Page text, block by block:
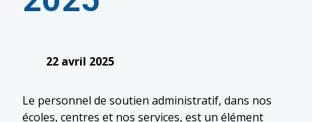
22 avril 2025
Le personnel de soutien administratif, dans nos
écoles, centres et nos services, est un élément